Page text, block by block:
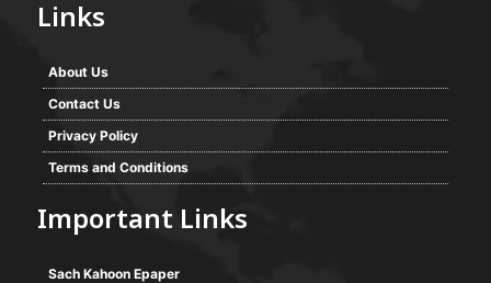
Links
About Us
Contact Us
Privacy Policy
Terms and Conditions
Important Links
Sach Kahoon Epaper